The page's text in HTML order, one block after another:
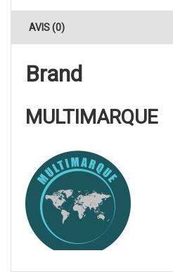
AVIS (0)
Brand
MULTIMARQUE